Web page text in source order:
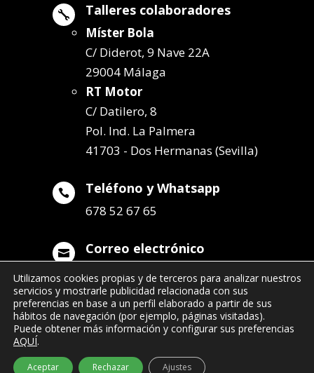
 Talleres colaboradores
Míster Bola
C/ Diderot, 9 Nave 22A
29004 Málaga
RT Motor
C/ Datilero, 8
Pol. Ind. La Palmera
41703 - Dos Hermanas (Sevilla)
 Teléfono y Whatsapp
678 52 67 65
 Correo electrónico
info@remolqueszabala.com
Utilizamos cookies propias y de terceros para analizar nuestros
servicios y mostrarle publicidad relacionada con sus
preferencias en base a un perfil elaborado a partir de sus
hábitos de navegación (por ejemplo, páginas visitadas).
Puede obtener más información y configurar sus preferencias
AQUÍ.
Aceptar Rechazar Ajustes